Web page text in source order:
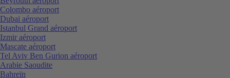
Colombo aéroport
Dubai aéroport
Istanbul Grand aéroport
Izmir aéroport
Mascate aéroport
Tel Aviv Ben Gurion aéroport
Arabie Saoudite
Bahreïn